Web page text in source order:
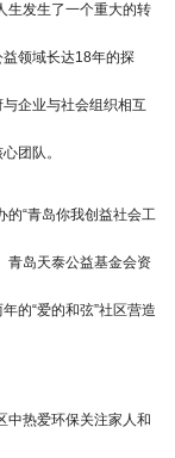
生发生了一个重大的转
领域长达18年的探
企业与社会组织相互
团队。
“青岛你我创益社会工
青岛天泰公益基金会资
的“爱的和弦”社区营造
中热爱环保关注家人和